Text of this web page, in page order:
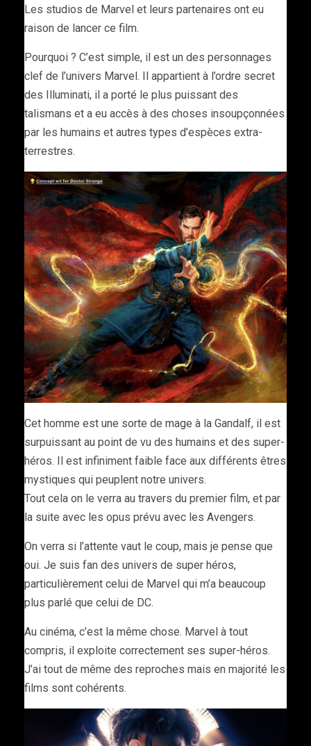
Les studios de Marvel et leurs partenaires ont eu
raison de lancer ce film.
Pourquoi ? C’est simple, il est un des personnages
clef de l’univers Marvel. Il appartient à l’ordre secret
des Illuminati, il a porté le plus puissant des
talismans et a eu accès à des choses insoupçonnées
par les humains et autres types d’espèces extra-
terrestres.
Cet homme est une sorte de mage à la Gandalf, il est
surpuissant au point de vu des humains et des super-
héros. Il est infiniment faible face aux différents êtres
mystiques qui peuplent notre univers.
Tout cela on le verra au travers du premier film, et par
la suite avec les opus prévu avec les Avengers.
On verra si l’attente vaut le coup, mais je pense que
oui. Je suis fan des univers de super héros,
particulièrement celui de Marvel qui m’a beaucoup
plus parlé que celui de DC.
Au cinéma, c’est la même chose. Marvel à tout
compris, il exploite correctement ses super-héros.
J’ai tout de même des reproches mais en majorité les
films sont cohérents.